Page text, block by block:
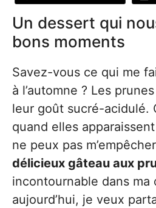
Un dessert qui
bons moments
Savez-vous ce qui me
à l’automne ? Les
leur goût sucré-acidulé.
quand elles
ne peux pas
délicieux gâteau aux
incontournable dans ma
aujourd’hui, je veux